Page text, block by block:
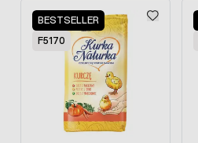
BESTSELLER
F5170